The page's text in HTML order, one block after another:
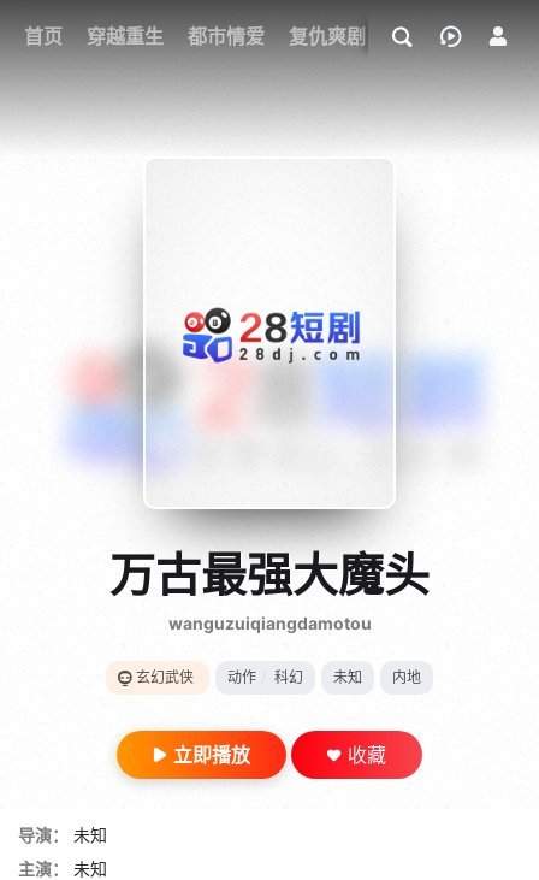
首页 穿越重生 都市情爱 复仇爽剧 玄幻武侠 奇幻
我的观影记录
{if condition="$obj.vod_points
gt 0"}
28短剧
万古最强大魔头
wanguzuiqiangdamotou
玄幻武侠 动作 科幻 未知 内地
立即播放 收藏
导演：
未知
主演：
未知